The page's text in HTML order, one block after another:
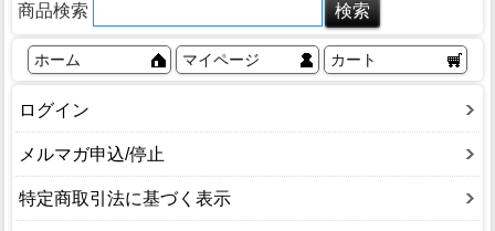
商品検索
ホーム マイページ カート
ログイン
メルマガ申込/停止
特定商取引法に基づく表示